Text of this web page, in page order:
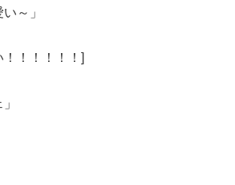
～」
！！！！！！]